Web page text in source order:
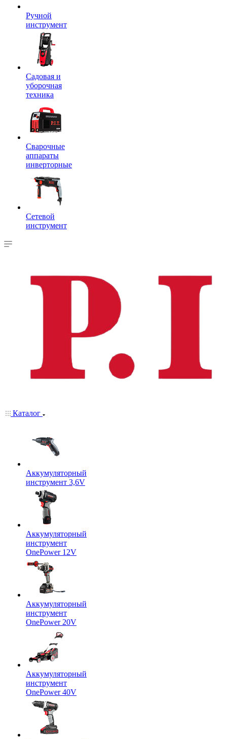
Ручной
инструмент
Садовая и
уборочная
техника
Сварочные
аппараты
инверторные
Сетевой
инструмент
Каталог
Аккумуляторный
инструмент 3,6V
Аккумуляторный
инструмент
OnePower 12V
Аккумуляторный
инструмент
OnePower 20V
Аккумуляторный
инструмент
OnePower 40V